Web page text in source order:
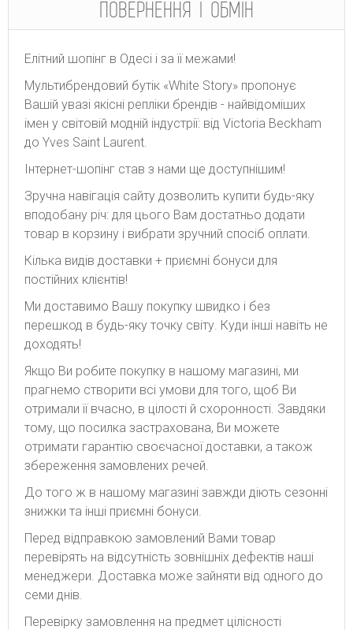
ПОВЕРНЕННЯ І ОБМІН
Елітний шопінг в Одесі і за її межами!
Мультибрендовий бутік «White Story» пропонує
Вашій увазі якісні репліки брендів - найвідоміших
імен у світовій модній індустрії: від Victoria Beckham
до Yves Saint Laurent.
Інтернет-шопінг став з нами ще доступнішим!
Зручна навігація сайту дозволить купити будь-яку
вподобану річ: для цього Вам достатньо додати
товар в корзину і вибрати зручний спосіб оплати.
Кілька видів доставки + приємні бонуси для
постійних клієнтів!
Ми доставимо Вашу покупку швидко і без
перешкод в будь-яку точку світу. Куди інші навіть не
доходять!
Якщо Ви робите покупку в нашому магазині, ми
прагнемо створити всі умови для того, щоб Ви
отримали її вчасно, в цілості й схоронності. Завдяки
тому, що посилка застрахована, Ви можете
отримати гарантію своєчасної доставки, а також
збереження замовлених речей.
До того ж в нашому магазині завжди діють сезонні
знижки та інші приємні бонуси.
Перед відправкою замовлений Вами товар
перевірять на відсутність зовнішніх дефектів наші
менеджери. Доставка може зайняти від одного до
семи днів.
Перевірку замовлення на предмет цілісності